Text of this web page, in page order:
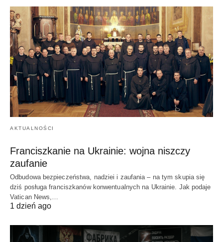
AKTUALNOŚCI
Franciszkanie na Ukrainie: wojna niszczy
zaufanie
Odbudowa bezpieczeństwa, nadziei i zaufania – na tym skupia się
dziś posługa franciszkanów konwentualnych na Ukrainie. Jak podaje
Vatican News,…
1 dzień ago